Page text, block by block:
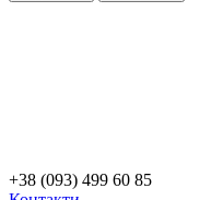
+38 (093) 499 60 85